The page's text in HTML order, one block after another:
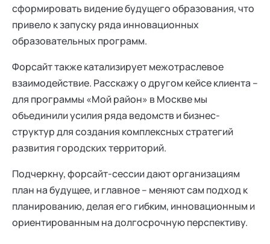
сформировать видение будущего образования, что
привело к запуску ряда инновационных
образовательных программ.
Форсайт также катализирует межотраслевое
взаимодействие. Расскажу о другом кейсе клиента –
для программы «Мой район» в Москве мы
объединили усилия ряда ведомств и бизнес-
структур для создания комплексных стратегий
развития городских территорий.
Подчеркну, форсайт-сессии дают организациям
план на будущее, и главное – меняют сам подход к
планированию, делая его гибким, инновационным и
ориентированным на долгосрочную перспективу.